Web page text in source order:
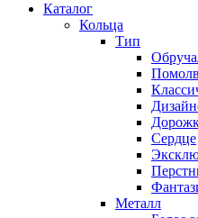
Каталог
Кольца
Тип
Сердце
Металл